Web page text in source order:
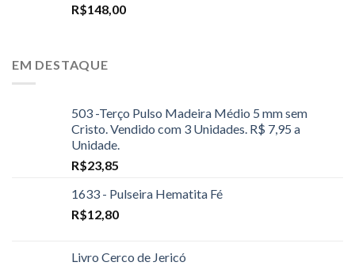
R$148,00
EM DESTAQUE
503 -Terço Pulso Madeira Médio 5 mm sem
Cristo. Vendido com 3 Unidades. R$ 7,95 a
Unidade.
R$23,85
1633 - Pulseira Hematita Fé
R$12,80
Livro Cerco de Jericó